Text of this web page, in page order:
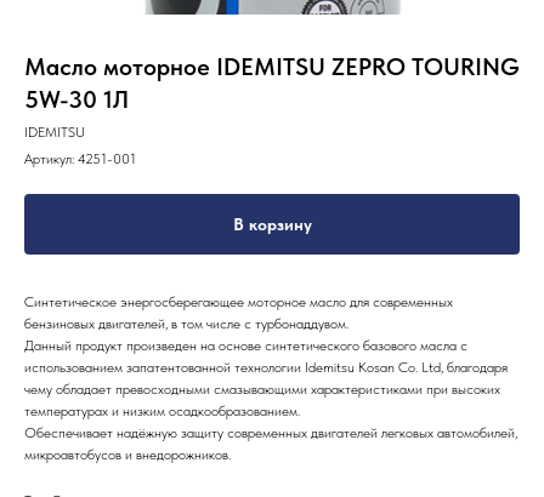
Масло моторное IDEMITSU ZEPRO TOURING
5W-30 1Л
IDEMITSU
Артикул: 4251-001
В корзину
Синтетическое энергосберегающее моторное масло для современных
бензиновых двигателей, в том числе с турбонаддувом.
Данный продукт произведен на основе синтетического базового масла с
использованием запатентованной технологии Idemitsu Коsan Со. Ltd, благодаря
чему обладает превосходными смазывающими характеристиками при высоких
температурах и низким осадкообразованием.
Обеспечивает надёжную защиту современных двигателей легковых автомобилей,
микроавтобусов и внедорожников.